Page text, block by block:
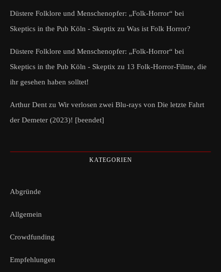
Düstere Folklore und Menschenopfer: „Folk-Horror“ bei
Skeptics in the Pub Köln - Skeptix zu Was ist Folk Horror?
Düstere Folklore und Menschenopfer: „Folk-Horror“ bei
Skeptics in the Pub Köln - Skeptix zu 13 Folk-Horror-Filme, die
ihr gesehen haben solltet!
Arthur Dent zu Wir verlosen zwei Blu-rays von Die letzte Fahrt
der Demeter (2023)! [beendet]
KATEGORIEN
Abgründe
Allgemein
Crowdfunding
Empfehlungen